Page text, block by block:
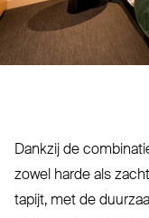
Dankzij de
zowel harde als
tapijt, met de